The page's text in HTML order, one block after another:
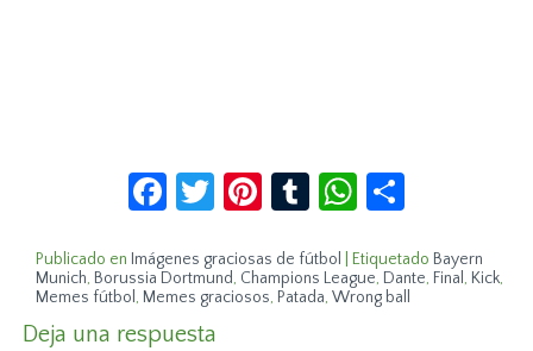
Facebook
Twitter
Pinterest
TumblrWhatsApp
Publicado en Imágenes graciosas de fútbol Etiquetado Bayern
Munich, Borussia Dortmund, Champions League, Dante, Final , Kick,
Memes fútbol , Memes graciosos, Patada,Wrong ball
Deja una respuesta